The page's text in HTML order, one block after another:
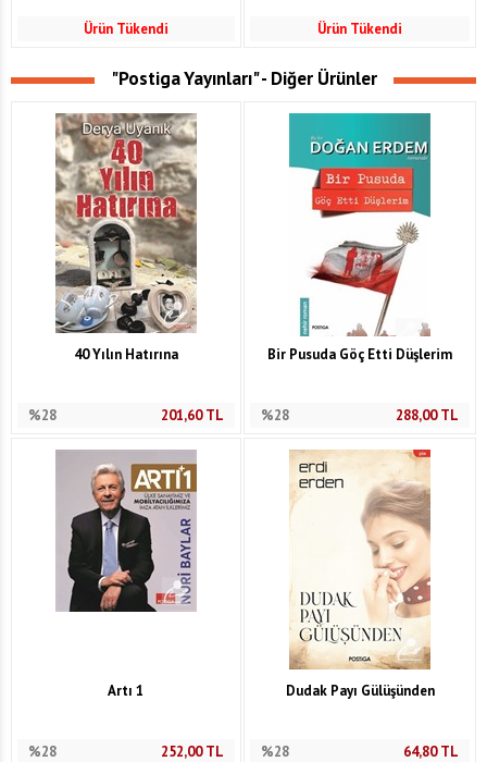
Ürün Tükendi Ürün Tükendi
"Postiga Yayınları" - Diğer Ürünler
40 Yılın Hatırına
%28 201,60TL
Bir Pusuda Göç Etti Düşlerim
%28 288,00TL
Artı 1
%28 252,00TL
Dudak Payı Gülüşünden
%28 64,80TL